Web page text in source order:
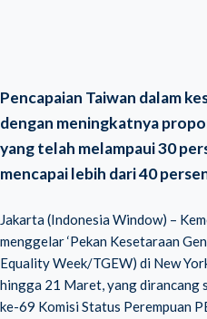
Pencapaian Taiwan dalam
dengan meningkatnya
yang telah melampaui 30
mencapai lebih dari 40
Jakarta (Indonesia Window) –
menggelar ‘Pekan Kesetaraan
Equality Week/TGEW) di New
hingga 21 Maret, yang dirancang
ke-69 Komisi Status Perempuan